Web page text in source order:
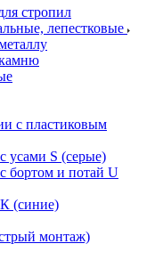
стропил
лепестковые
с пластиковым
усами S (серые)
бортом и потай U
(синие)
монтаж)